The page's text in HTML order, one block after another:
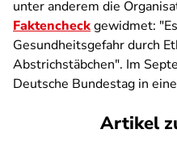
unter anderem die
Faktencheckgewidmet:
Gesundheitsgefahr durch
Abstrichstäbchen". Im
Deutsche Bundestag in
Artikel